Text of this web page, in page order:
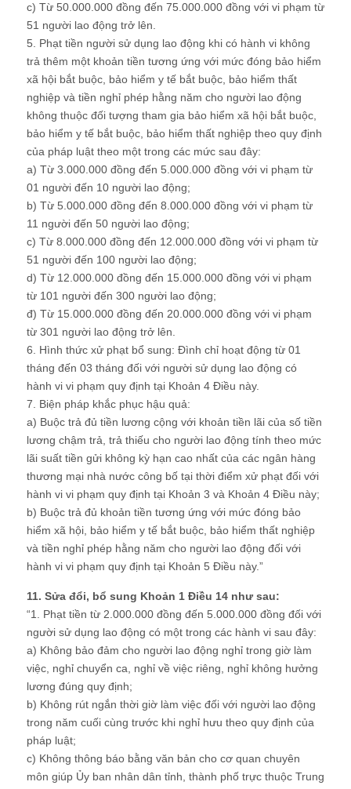
c) Từ 50.000.000 đồng đến 75.000.000 đồng với vi phạm từ
51 người lao động trở lên.
5. Phạt tiền người sử dụng lao động khi có hành vi không
trả thêm một khoản tiền tương ứng với mức đóng bảo hiểm
xã hội bắt buộc, bảo hiểm y tế bắt buộc, bảo hiểm thất
nghiệp và tiền nghỉ phép hằng năm cho người lao động
không thuộc đối tượng tham gia bảo hiểm xã hội bắt buộc,
bảo hiểm y tế bắt buộc, bảo hiểm thất nghiệp theo quy định
của pháp luật theo một trong các mức sau đây:
a) Từ 3.000.000 đồng đến 5.000.000 đồng với vi phạm từ
01 người đến 10 người lao động;
b) Từ 5.000.000 đồng đến 8.000.000 đồng với vi phạm từ
11 người đến 50 người lao động;
c) Từ 8.000.000 đồng đến 12.000.000 đồng với vi phạm từ
51 người đến 100 người lao động;
d) Từ 12.000.000 đồng đến 15.000.000 đồng với vi phạm
từ 101 người đến 300 người lao động;
đ) Từ 15.000.000 đồng đến 20.000.000 đồng với vi phạm
từ 301 người lao động trở lên.
6. Hình thức xử phạt bổ sung: Đình chỉ hoạt động từ 01
tháng đến 03 tháng đối với người sử dụng lao động có
hành vi vi phạm quy định tại Khoản 4 Điều này.
7. Biện pháp khắc phục hậu quả:
a) Buộc trả đủ tiền lương cộng với khoản tiền lãi của số tiền
lương chậm trả, trả thiếu cho người lao động tính theo mức
lãi suất tiền gửi không kỳ hạn cao nhất của các ngân hàng
thương mại nhà nước công bố tại thời điểm xử phạt đối với
hành vi vi phạm quy định tại Khoản 3 và Khoản 4 Điều này;
b) Buộc trả đủ khoản tiền tương ứng với mức đóng bảo
hiểm xã hội, bảo hiểm y tế bắt buộc, bảo hiểm thất nghiệp
và tiền nghỉ phép hằng năm cho người lao động đối với
hành vi vi phạm quy định tại Khoản 5 Điều này.”
11. Sửa đổi, bổ sung Khoản 1 Điều 14 như sau:
“1. Phạt tiền từ 2.000.000 đồng đến 5.000.000 đồng đối với
người sử dụng lao động có một trong các hành vi sau đây:
a) Không bảo đảm cho người lao động nghỉ trong giờ làm
việc, nghỉ chuyển ca, nghỉ về việc riêng, nghỉ không hưởng
lương đúng quy định;
b) Không rút ngắn thời giờ làm việc đối với người lao động
trong năm cuối cùng trước khi nghỉ hưu theo quy định của
pháp luật;
c) Không thông báo bằng văn bản cho cơ quan chuyên
môn giúp Ủy ban nhân dân tỉnh, thành phố trực thuộc Trung